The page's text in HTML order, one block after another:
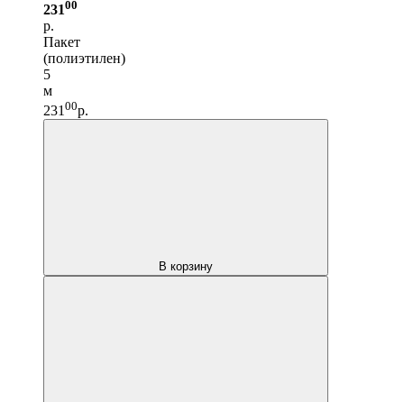
23100
р.
Пакет
(полиэтилен)
5
м
231 00р.
В корзину